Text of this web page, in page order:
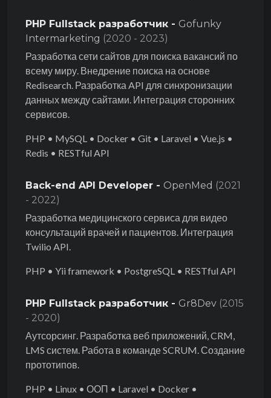
PHP Fullstack разработчик - Gofunky
Intermarketing (2020 - 2023)
Разработка сети сайтов для поиска вакансий по
всему миру. Внедрение поиска на основе
Redisearch. Разработка API для синхронизации
данных между сайтами. Интеграция сторонних
сервисов.
PHP • MySQL • Docker • Git • Laravel • Vue.js •
Redis • RESTful API
Back-end API Developer - OpenMed (2021
- 2022)
Разработка медицинского сервиса для видео
консультаций врачей и пациентов. Интеграция
Twilio API.
PHP • Yii framework • PostgreSQL • RESTful API
PHP Fullstack разработчик - Gr8Dev (2015
- 2020)
Аутсорсинг. Разработка веб приложений, CRM,
LMS систем. Работа в команде SCRUM. Создание
прототипов.
PHP • Linux • ООП • Laravel • Docker •